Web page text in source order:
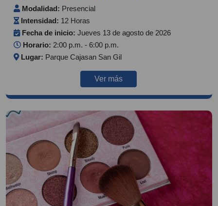
Modalidad: Presencial
Intensidad: 12 Horas
Fecha de inicio: Jueves 13 de agosto de 2026
Horario: 2:00 p.m. - 6:00 p.m.
Lugar: Parque Cajasan San Gil
Ver más